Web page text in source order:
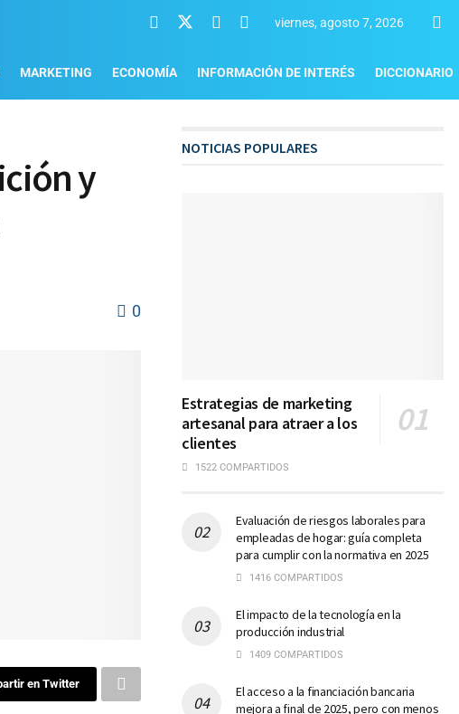
viernes, agosto 7, 2026
MARKETING ECONOMÍA INFORMACIÓN DE INTERÉS DICCIONARIO
y
0
en Twitter
NOTICIAS POPULARES
Estrategias de marketing
artesanal para atraer a los
clientes
1522 COMPARTIDOS
Evaluación de riesgos laborales para
empleadas de hogar: guía completa
para cumplir con la normativa en 2025
1416 COMPARTIDOS
El impacto de la tecnología en la
producción industrial
1409 COMPARTIDOS
El acceso a la financiación bancaria
mejora a final de 2025, pero con menos